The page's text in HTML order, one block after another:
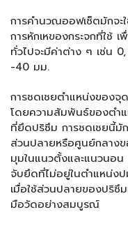
การคำนวณออฟเซ็ตมักจ
การหักเหของกระจกที่ใช้
ทั่วไปจะมีค่าต่าง ๆ เช่น
-40 มม.
การชดเชยตำแหน่งของจุ
โดยความสัมพันธ์ของตำ
ที่ยึดปริซึม การชดเชยนี้มัก
ส่วนปลายหรือศูนย์กลางข
มุมในแนวตั้งและแนวนอน
จับยึดที่ไม่อยู่ในตำแหน่ง
เมื่อใช้ส่วนปลายของปริซึ
มือวัดอย่างสมบูรณ์